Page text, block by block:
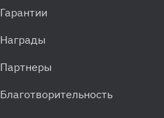
Гарантии
Награды
Партнеры
Благотворительность